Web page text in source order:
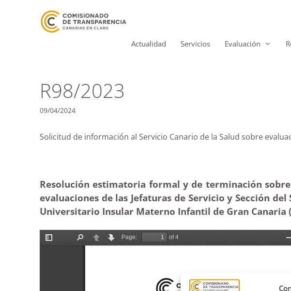
Actualidad Servicios Evaluación
R98/2023
09/04/2024
Solicitud de información al Servicio Canario de la Salud
Resolución estimatoria formal y de terminación
evaluaciones de las Jefaturas de Servicio y Sección
Universitario Insular Materno Infantil de Gran Canaria